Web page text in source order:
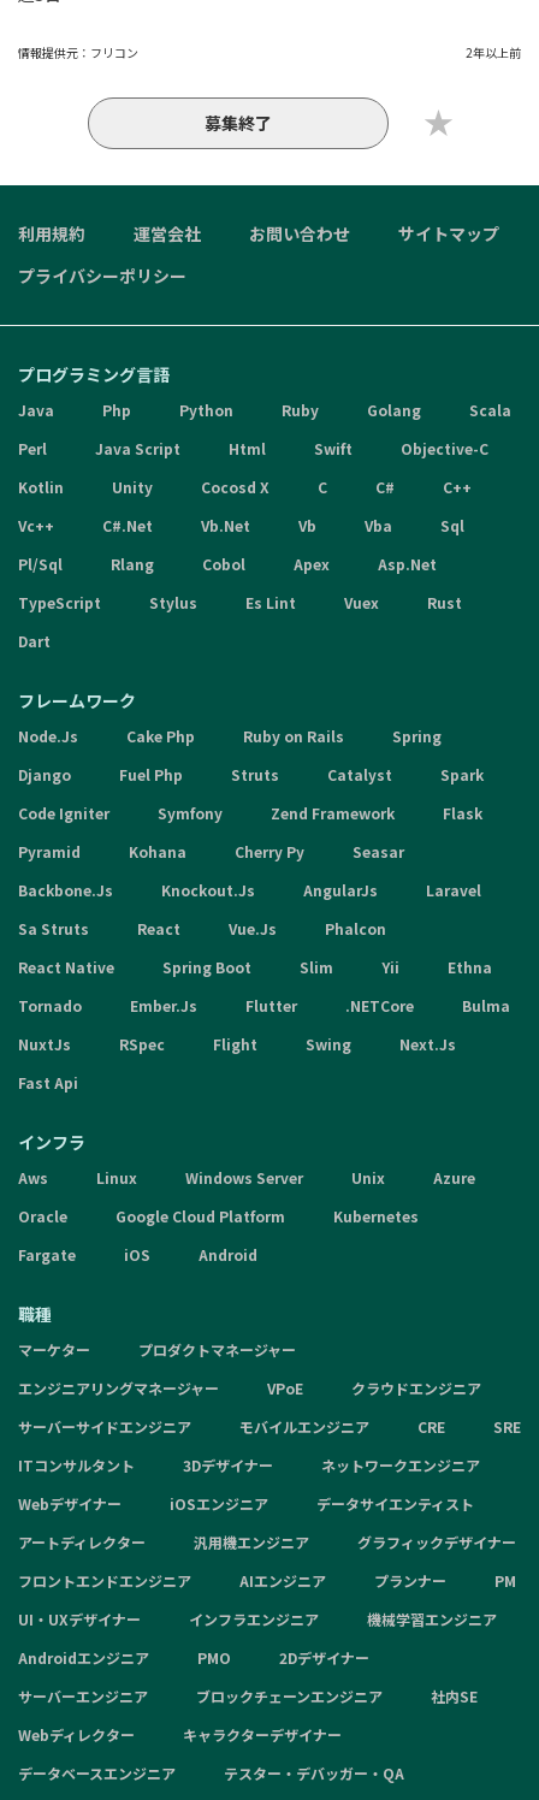
情報提供元： フリコン 2年以上前
募集終了
利用規約 運営会社 お問い合わせ
サイトマップ
プライバシーポリシー
プログラミング言語
Java Php Python Ruby Golang
Scala
Perl
Java Script Html Swift
Objective-C
Kotlin
Unity Cocosd X C C#
C++
Vc++
C#.Net Vb.Net Vb Vba
Sql
Pl/Sql
Rlang Cobol Apex
Asp.Net
TypeScript
Stylus Es Lint Vuex
Rust
Dart
フレームワーク
Node.Js Cake Php Ruby on Rails
Spring
Django
Fuel Php Struts Catalyst
Spark
Code Igniter
Symfony Zend Framework
Flask
Pyramid
Kohana Cherry Py
Seasar
Backbone.Js
Knockout.Js AngularJs
Laravel
Sa Struts
React Vue.Js
Phalcon
React Native
Spring Boot Slim Yii
Ethna
Tornado
Ember.Js Flutter .NETCore
Bulma
NuxtJs
RSpec Flight Swing
Next.Js
Fast Api
インフラ
Aws Linux Windows Server Unix
Azure
Oracle
Google Cloud Platform
Kubernetes
Fargate
iOS Android
職種
マーケター
プロダクトマネージャー
エンジニアリングマネージャー
VPoE
クラウドエンジニア
サーバーサイドエンジニア
モバイルエンジニア CRE
SRE
ITコンサルタント
3Dデザイナー
ネットワークエンジニア
Webデザイナー
iOSエンジニア
データサイエンティスト
アートディレクター
汎用機エンジニア
グラフィックデザイナー
フロントエンドエンジニア
AIエンジニア プランナー
PM
UI・UXデザイナー
インフラエンジニア
機械学習エンジニア
Androidエンジニア
PMO
2Dデザイナー
サーバーエンジニア
ブロックチェーンエンジニア
社内SE
Webディレクター
キャラクターデザイナー
データベースエンジニア
テスター・デバッガー・QA